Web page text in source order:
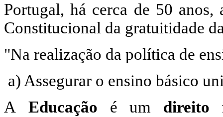
Portugal, há cerca de 50
Constitucional da gratuitidade
"Na realização da política de
a) Assegurar o ensino básico
A Educação é um direito